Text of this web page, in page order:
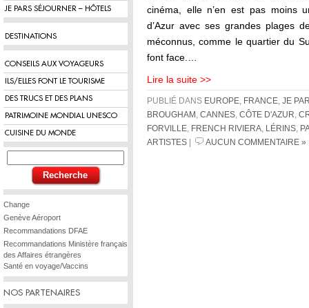
JE PARS SÉJOURNER – HÔTELS
DESTINATIONS
CONSEILS AUX VOYAGEURS
ILS/ELLES FONT LE TOURISME
DES TRUCS ET DES PLANS
PATRIMOINE MONDIAL UNESCO
CUISINE DU MONDE
Change
Genève Aéroport
Recommandations DFAE
Recommandations Ministère français
des Affaires étrangères
Santé en voyage/Vaccins
NOS PARTENAIRES
cinéma, elle n’en est pas moins
d’Azur avec ses grandes plages
méconnus, comme le quartier du
font face.…
Lire la suite >>
PUBLIÉ DANS EUROPE FRANCE JE
BROUGHAM
CANNES CÔTE D'AZUR
FORVILLE
FRENCH RIVIERA LÉRINS
ARTISTES
AUCUN COMMENTAIRE »